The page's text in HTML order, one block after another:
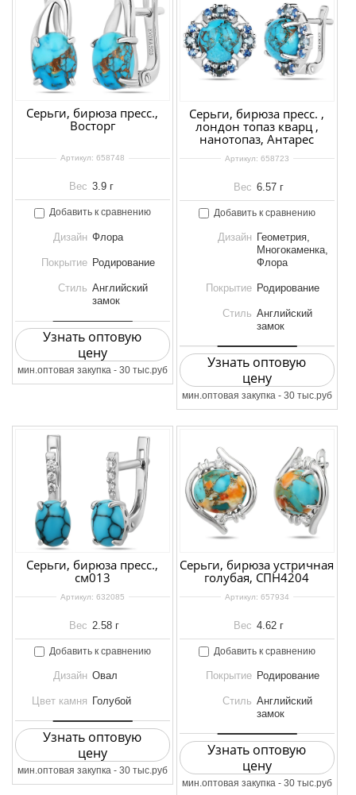
Серьги, бирюза пресс.,
Восторг
Артикул: 658748
Вес 3.9 г
Добавить к сравнению
Дизайн Флора
Покрытие Родирование
Стиль Английский
замок
Узнать оптовую
цену
мин.оптовая закупка - 30 тыс.руб
Серьги, бирюза пресс. ,
лондон топаз кварц ,
нанотопаз, Антарес
Артикул: 658723
Вес 6.57 г
Добавить к сравнению
Дизайн Геометрия,
Многокаменка,
Флора
Покрытие Родирование
Стиль Английский
замок
Узнать оптовую
цену
мин.оптовая закупка - 30 тыс.руб
Серьги, бирюза пресс.,
см013
Артикул: 632085
Вес 2.58 г
Добавить к сравнению
Дизайн Овал
Цвет камня Голубой
Узнать оптовую
цену
мин.оптовая закупка - 30 тыс.руб
Серьги, бирюза устричная
голубая, СПН4204
Артикул: 657934
Вес 4.62 г
Добавить к сравнению
Покрытие Родирование
Стиль Английский
замок
Узнать оптовую
цену
мин.оптовая закупка - 30 тыс.руб